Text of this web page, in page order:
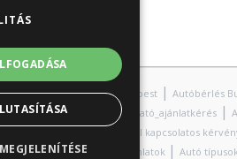
Autókölcsönzés Budapest | Autóbérlés
Adatkezelési Tájékoztató_ajánlatkérés |
Érintetti Jogosultsággal kapcsolatos
Rólunk|Kiemelt ajánlatok | Autó típusok